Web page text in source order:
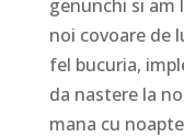
genunchi si am
noi covoare de
fel bucuria,
da nastere la
mana cu